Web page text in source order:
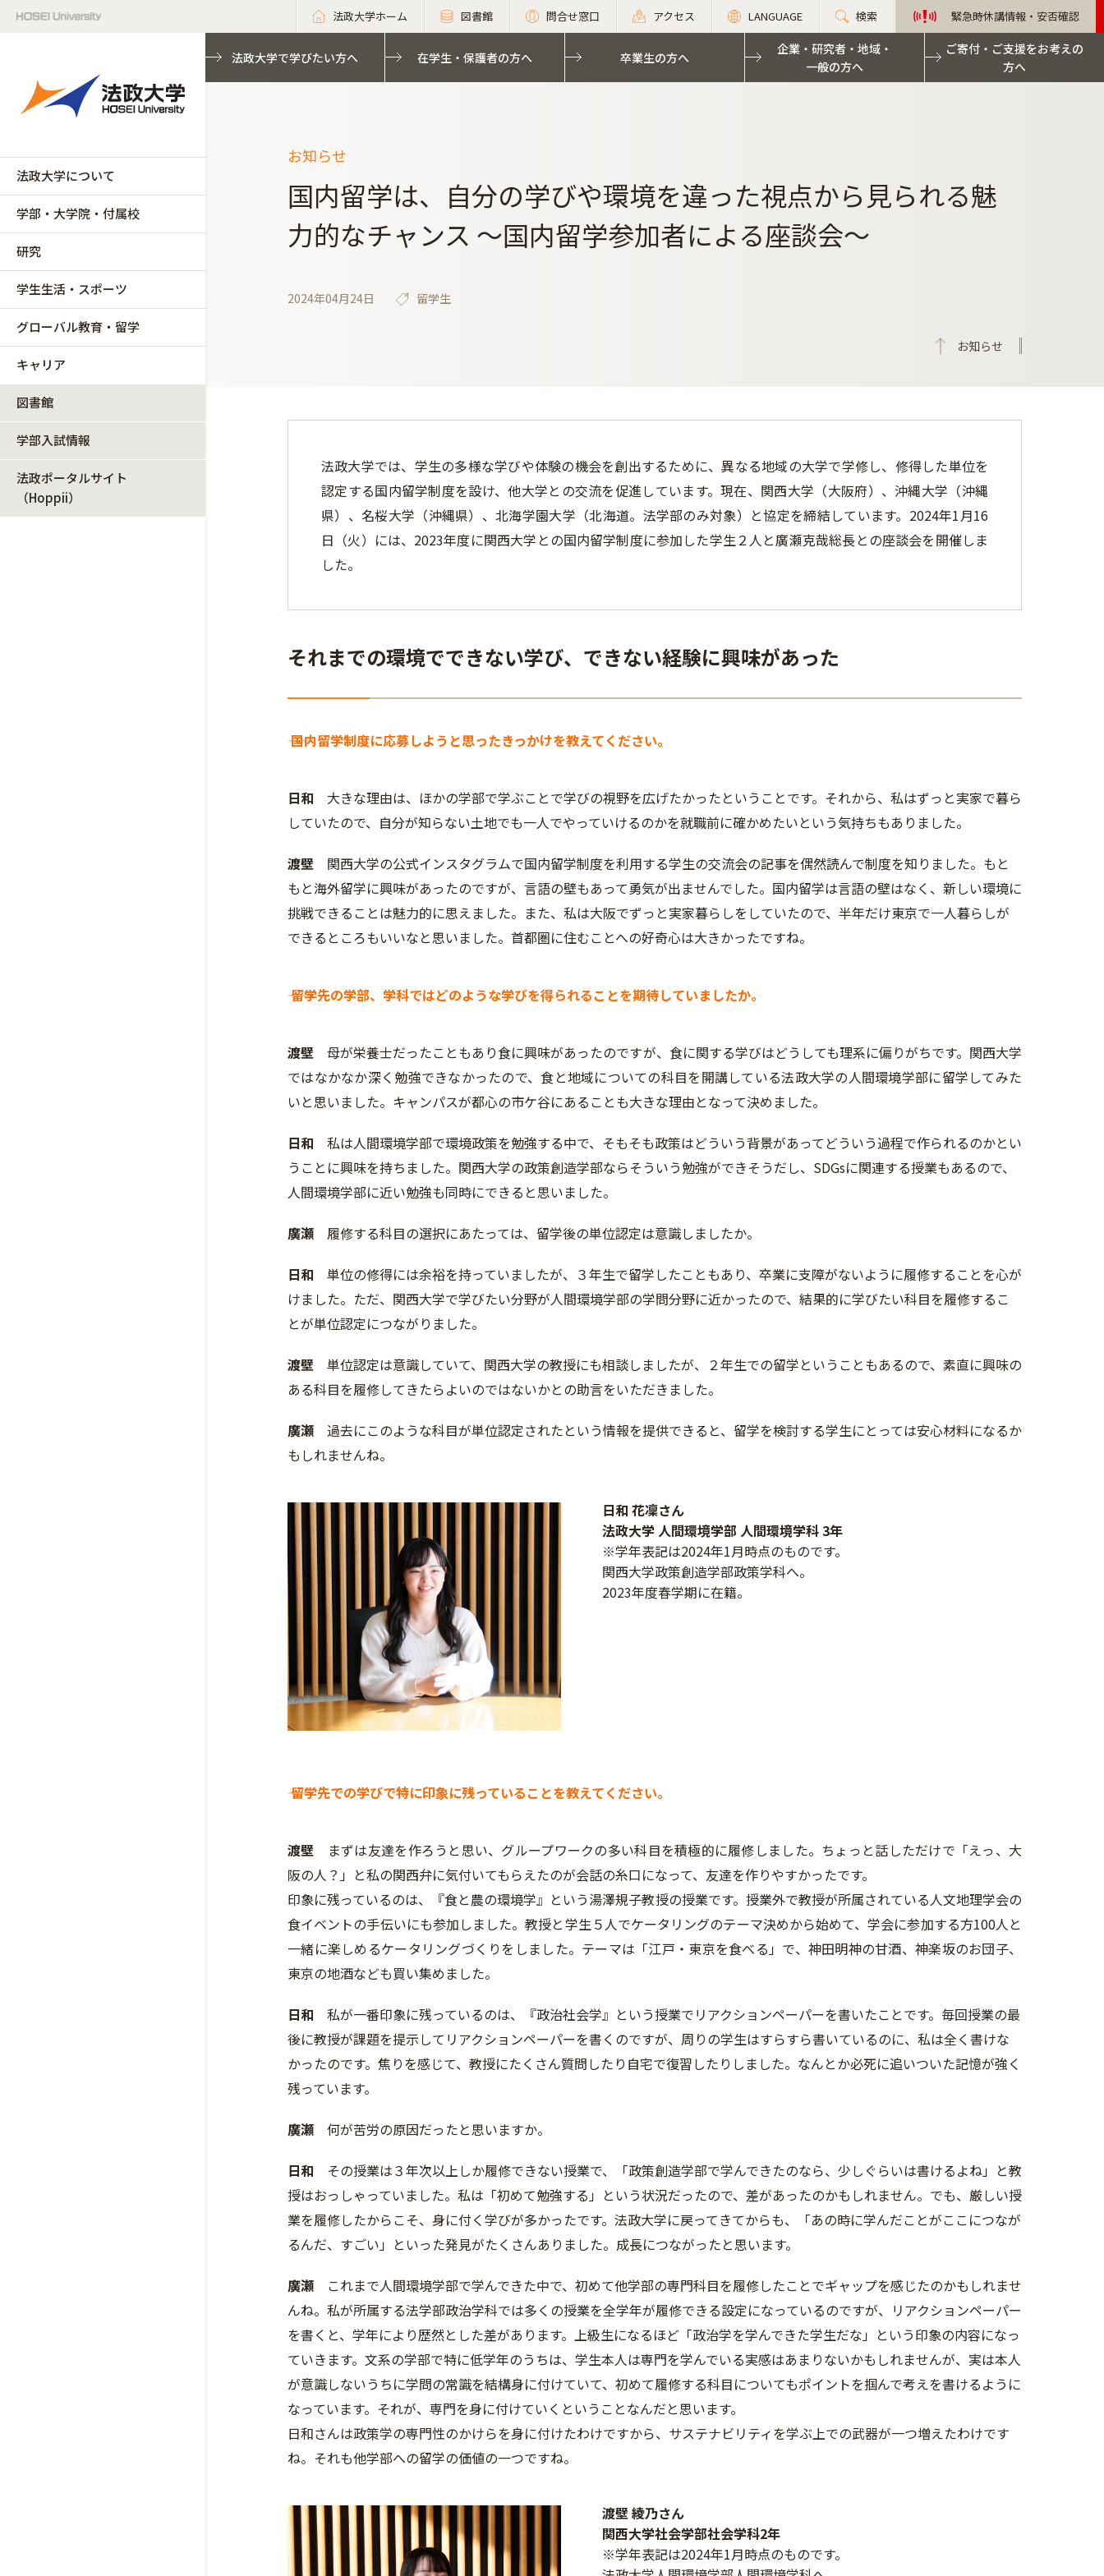
法政大学ホーム 図書館 問合せ窓口 アクセス LANGUAGE 検索 緊急時休講情報・安否確認
法政大学について
学部・大学院・付属校
研究
学生生活・スポーツ
グローバル教育・留学
キャリア
図書館
学部入試情報
法政ポータルサイト
（Hoppii）
法政大学で学びたい方へ 在学生・保護者の方へ 卒業生の方へ
企業・研究者・地域・
一般の方へ
ご寄付・ご支援をお考えの
方へ
お知らせ
国内留学は、自分の学びや環境を違った視点から見られる魅
力的なチャンス ～国内留学参加者による座談会～
2024年04月24日 留学生
お知らせ
法政大学では、学生の多様な学びや体験の機会を創出するために、異なる地域の大学で学修し、修得した単位を
認定する国内留学制度を設け、他大学との交流を促進しています。現在、関西大学（大阪府）、沖縄大学（沖縄
県）、名桜大学（沖縄県）、北海学園大学（北海道。法学部のみ対象）と協定を締結しています。2024年1月16
日（火）には、2023年度に関西大学との国内留学制度に参加した学生２人と廣瀬克哉総長との座談会を開催しま
した。
それまでの環境でできない学び、できない経験に興味があった
―― 国内留学制度に応募しようと思ったきっかけを教えてください。
日和 大きな理由は、ほかの学部で学ぶことで学びの視野を広げたかったということです。それから、私はずっと実家で暮ら
していたので、自分が知らない土地でも一人でやっていけるのかを就職前に確かめたいという気持ちもありました。
渡壁 関西大学の公式インスタグラムで国内留学制度を利用する学生の交流会の記事を偶然読んで制度を知りました。もと
もと海外留学に興味があったのですが、言語の壁もあって勇気が出ませんでした。国内留学は言語の壁はなく、新しい環境に
挑戦できることは魅力的に思えました。また、私は大阪でずっと実家暮らしをしていたので、半年だけ東京で一人暮らしが
できるところもいいなと思いました。首都圏に住むことへの好奇心は大きかったですね。
―― 留学先の学部、学科ではどのような学びを得られることを期待していましたか。
渡壁 母が栄養士だったこともあり食に興味があったのですが、食に関する学びはどうしても理系に偏りがちです。関西大学
ではなかなか深く勉強できなかったので、食と地域についての科目を開講している法政大学の人間環境学部に留学してみた
いと思いました。キャンパスが都心の市ケ谷にあることも大きな理由となって決めました。
日和 私は人間環境学部で環境政策を勉強する中で、そもそも政策はどういう背景があってどういう過程で作られるのかとい
うことに興味を持ちました。関西大学の政策創造学部ならそういう勉強ができそうだし、SDGsに関連する授業もあるので、
人間環境学部に近い勉強も同時にできると思いました。
廣瀬 履修する科目の選択にあたっては、留学後の単位認定は意識しましたか。
日和 単位の修得には余裕を持っていましたが、３年生で留学したこともあり、卒業に支障がないように履修することを心が
けました。ただ、関西大学で学びたい分野が人間環境学部の学問分野に近かったので、結果的に学びたい科目を履修するこ
とが単位認定につながりました。
渡壁 単位認定は意識していて、関西大学の教授にも相談しましたが、２年生での留学ということもあるので、素直に興味の
ある科目を履修してきたらよいのではないかとの助言をいただきました。
廣瀬 過去にこのような科目が単位認定されたという情報を提供できると、留学を検討する学生にとっては安心材料になるか
もしれませんね。
日和 花凜さん
法政大学 人間環境学部 人間環境学科 3年
※学年表記は2024年1月時点のものです。
関西大学政策創造学部政策学科へ。
2023年度春学期に在籍。
―― 留学先での学びで特に印象に残っていることを教えてください。
渡壁 まずは友達を作ろうと思い、グループワークの多い科目を積極的に履修しました。ちょっと話しただけで「えっ、大
阪の人？」と私の関西弁に気付いてもらえたのが会話の糸口になって、友達を作りやすかったです。
印象に残っているのは、『食と農の環境学』という湯澤規子教授の授業です。授業外で教授が所属されている人文地理学会の
食イベントの手伝いにも参加しました。教授と学生５人でケータリングのテーマ決めから始めて、学会に参加する方100人と
一緒に楽しめるケータリングづくりをしました。テーマは「江戸・東京を食べる」で、神田明神の甘酒、神楽坂のお団子、
東京の地酒なども買い集めました。
日和 私が一番印象に残っているのは、『政治社会学』という授業でリアクションペーパーを書いたことです。毎回授業の最
後に教授が課題を提示してリアクションペーパーを書くのですが、周りの学生はすらすら書いているのに、私は全く書けな
かったのです。焦りを感じて、教授にたくさん質問したり自宅で復習したりしました。なんとか必死に追いついた記憶が強く
残っています。
廣瀬 何が苦労の原因だったと思いますか。
日和 その授業は３年次以上しか履修できない授業で、「政策創造学部で学んできたのなら、少しぐらいは書けるよね」と教
授はおっしゃっていました。私は「初めて勉強する」という状況だったので、差があったのかもしれません。でも、厳しい授
業を履修したからこそ、身に付く学びが多かったです。法政大学に戻ってきてからも、「あの時に学んだことがここにつなが
るんだ、すごい」といった発見がたくさんありました。成長につながったと思います。
廣瀬 これまで人間環境学部で学んできた中で、初めて他学部の専門科目を履修したことでギャップを感じたのかもしれませ
んね。私が所属する法学部政治学科では多くの授業を全学年が履修できる設定になっているのですが、リアクションペーパー
を書くと、学年により歴然とした差があります。上級生になるほど「政治学を学んできた学生だな」という印象の内容になっ
ていきます。文系の学部で特に低学年のうちは、学生本人は専門を学んでいる実感はあまりないかもしれませんが、実は本人
が意識しないうちに学問の常識を結構身に付けていて、初めて履修する科目についてもポイントを掴んで考えを書けるように
なっています。それが、専門を身に付けていくということなんだと思います。
日和さんは政策学の専門性のかけらを身に付けたわけですから、サステナビリティを学ぶ上での武器が一つ増えたわけです
ね。それも他学部への留学の価値の一つですね。
渡壁 綾乃さん
関西大学社会学部社会学科2年
※学年表記は2024年1月時点のものです。